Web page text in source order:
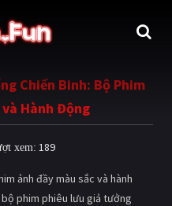
Hành động
Nhạc kịch
Chiến Binh: Bộ Phim
và Hành Động
xem: 189
ảnh đầy màu sắc và hành
phim phiêu lưu giả tưởng